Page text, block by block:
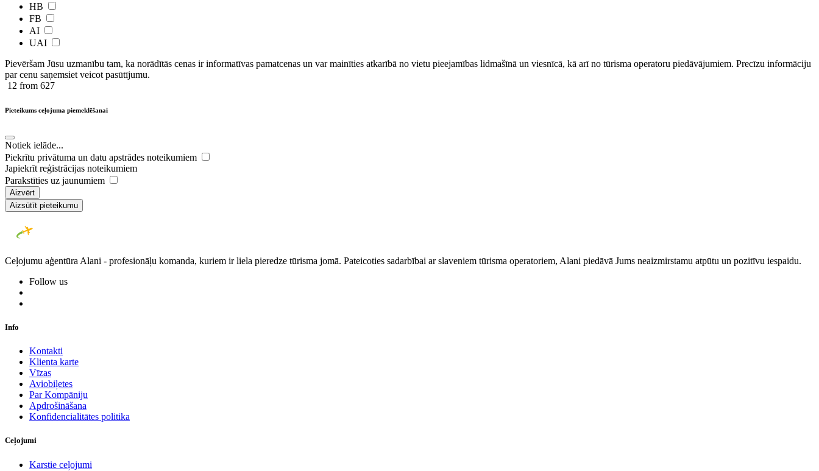
HB
FB
AI
UAI
Pievēršam Jūsu uzmanību tam, ka norādītās cenas ir ​informatīvas ​pamatcenas un var mainīties atkarībā ​no ​vietu pieejamības lidmašīnā un viesnīcā, kā arī no tūrisma operatoru piedāvājumiem. Precīzu informāciju
par cenu saņemsiet veicot pasūtījumu.
12 from 627
Pieteikums ceļojuma piemeklēšanai
Notiek ielāde...
Piekrītu privātuma un datu apstrādes noteikumiem
Japiekrīt reģistrācijas noteikumiem
Parakstīties uz jaunumiem
Aizvērt
Aizsūtīt pieteikumu
Ceļojumu aģentūra Alani - profesionāļu komanda, kuriem ir liela pieredze tūrisma jomā. Pateicoties sadarbībai ar slaveniem tūrisma operatoriem, Alani piedāvā Jums neaizmirstamu atpūtu un pozitīvu iespaidu.
Follow us
Info
Kontakti
Klienta karte
Vīzas
Aviobiļetes
Par Kompāniju
Apdrošināšana
Konfidencialitātes politika
Ceļojumi
Karstie ceļojumi